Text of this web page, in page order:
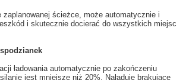
zaplanowanej ścieżce, może automatycznie i
i skutecznie docierać do wszystkich miejsc
ładowaniaautomatycznie po zakończeniu
jest mniejsze niż 20%. Naładuje brakujące